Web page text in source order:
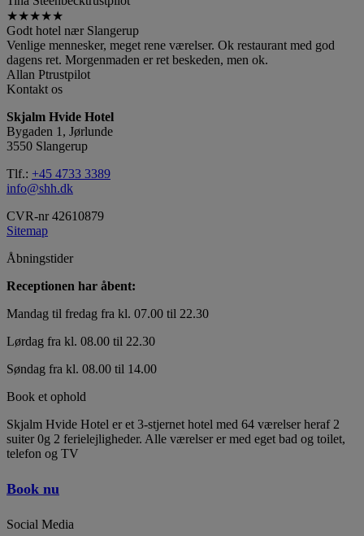
★★★★★
Godt hotel nær Slangerup
Venlige mennesker, meget rene værelser. Ok restaurant med god
dagens ret. Morgenmaden er ret beskeden, men ok.
Allan Ptrustpilot
Kontakt os
Skjalm Hvide Hotel
Bygaden 1, Jørlunde
3550 Slangerup
Tlf.: +45 4733 3389
info@shh.dk
CVR-nr 42610879
Sitemap
Åbningstider
Receptionen har åbent:
Mandag til fredag fra kl. 07.00 til 22.30
Lørdag fra kl. 08.00 til 22.30
Søndag fra kl. 08.00 til 14.00
Book et ophold
Skjalm Hvide Hotel er et 3-stjernet hotel med 64 værelser heraf 2
suiter 0g 2 ferielejligheder. Alle værelser er med eget bad og toilet,
telefon og TV
Book nu
Social Media